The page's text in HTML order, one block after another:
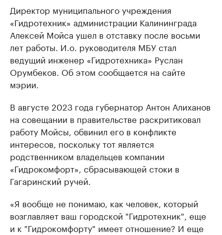
Директор муниципального учреждения
«Гидротехник» администрации Калининграда
Алексей Мойса ушел в отставку после восьми
лет работы. И.о. руководителя МБУ стал
ведущий инженер «Гидротехника» Руслан
Орумбеков. Об этом сообщается на сайте
мэрии.
В августе 2023 года губернатор Антон Алиханов
на совещании в правительстве раскритиковал
работу Мойсы, обвинил его в конфликте
интересов, поскольку тот является
родственником владельцев компании
«Гидрокомфорт», сбрасывающей стоки в
Гагаринский ручей.
«Я вообще не понимаю, как человек, который
возглавляет ваш городской "Гидротехник", еще
и к "Гидрокомфорту" имеет отношение? И еще